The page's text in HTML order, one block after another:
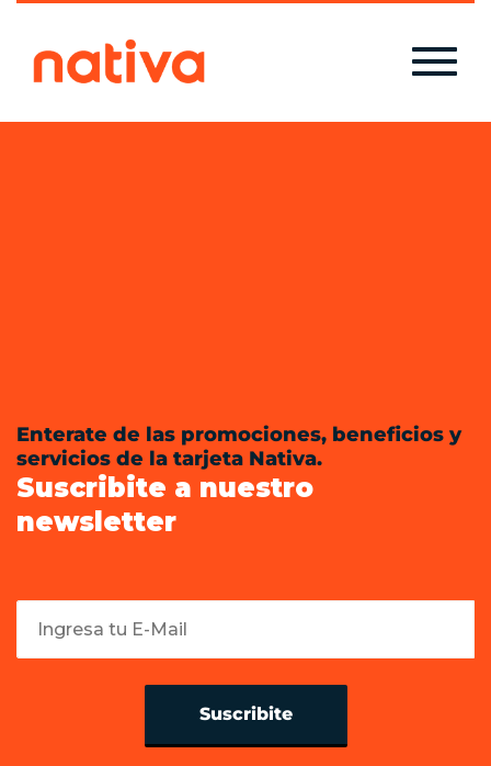
Enterate de las promociones, beneficios y
servicios de la tarjeta Nativa.
Suscribite a nuestro
newsletter
Suscribite